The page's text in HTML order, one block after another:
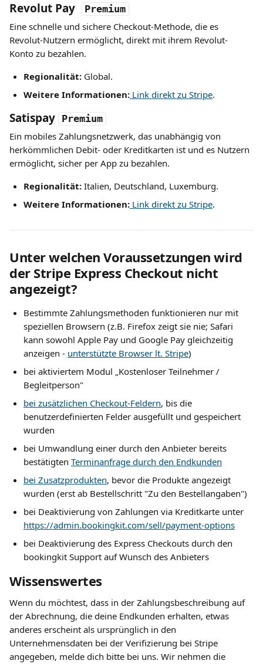
Revolut Pay Premium
Eine schnelle und sichere Checkout-Methode, die es
Revolut-Nutzern ermöglicht, direkt mit ihrem Revolut-
Konto zu bezahlen.
Regionalität: Global.
Weitere Informationen: Link direkt zu Stripe.
Satispay Premium
Ein mobiles Zahlungsnetzwerk, das unabhängig von
herkömmlichen Debit- oder Kreditkarten ist und es Nutzern
ermöglicht, sicher per App zu bezahlen.
Regionalität: Italien, Deutschland, Luxemburg.
Weitere Informationen: Link direkt zu Stripe.
Unter welchen Voraussetzungen wird
der Stripe Express Checkout nicht
angezeigt?
Bestimmte Zahlungsmethoden funktionieren nur mit
speziellen Browsern (z.B. Firefox zeigt sie nie; Safari
kann sowohl Apple Pay und Google Pay gleichzeitig
anzeigen - unterstützte Browser lt. Stripe)
bei aktiviertem Modul „Kostenloser Teilnehmer /
Begleitperson"
bei zusätzlichen Checkout-Feldern, bis die
benutzerdefinierten Felder ausgefüllt und gespeichert
wurden
bei Umwandlung einer durch den Anbieter bereits
bestätigten Terminanfrage durch den Endkunden
bei Zusatzprodukten, bevor die Produkte angezeigt
wurden (erst ab Bestellschritt "Zu den Bestellangaben")
bei Deaktivierung von Zahlungen via Kreditkarte unter
https://admin.bookingkit.com/sell/payment-options
bei Deaktivierung des Express Checkouts durch den
bookingkit Support auf Wunsch des Anbieters
Wissenswertes
Wenn du möchtest, dass in der Zahlungsbeschreibung auf
der Abrechnung, die deine Endkunden erhalten, etwas
anderes erscheint als ursprünglich in den
Unternehmensdaten bei der Verifizierung bei Stripe
angegeben, melde dich bitte bei uns. Wir nehmen die